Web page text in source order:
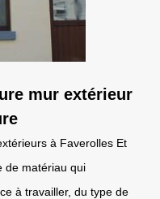
mur extérieur
à Faverolles Et
de matériau qui
à travailler, du type de